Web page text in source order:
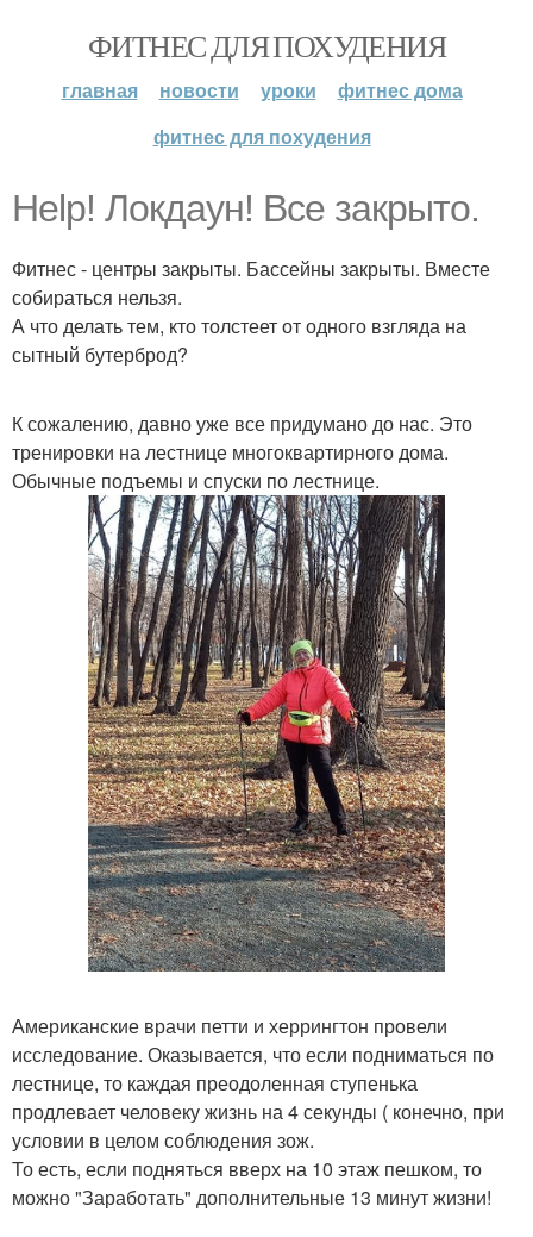
ФИТНЕС ДЛЯ ПОХУДЕНИЯ
главная новости уроки
фитнес дома
фитнес для похудения
Help! Локдаун! Все закрыто.
Фитнес - центры закрыты. Бассейны закрыты. Вместе
собираться нельзя.
А что делать тем, кто толстеет от одного взгляда на
сытный бутерброд?
К сожалению, давно уже все придумано до нас. Это
тренировки на лестнице многоквартирного дома.
Обычные подъемы и спуски по лестнице.
Американские врачи петти и херрингтон провели
исследование. Оказывается, что если подниматься по
лестнице, то каждая преодоленная ступенька
продлевает человеку жизнь на 4 секунды ( конечно, при
условии в целом соблюдения зож.
То есть, если подняться вверх на 10 этаж пешком, то
можно "Заработать" дополнительные 13 минут жизни!